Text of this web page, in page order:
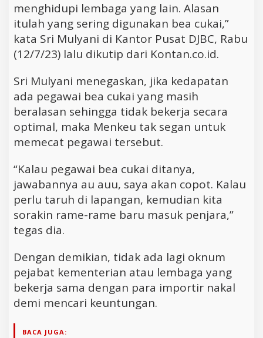
menghidupi lembaga yang lain. Alasan
itulah yang sering digunakan bea cukai,”
kata Sri Mulyani di Kantor Pusat DJBC, Rabu
(12/7/23) lalu dikutip dari Kontan.co.id.
Sri Mulyani menegaskan, jika kedapatan
ada pegawai bea cukai yang masih
beralasan sehingga tidak bekerja secara
optimal, maka Menkeu tak segan untuk
memecat pegawai tersebut.
“Kalau pegawai bea cukai ditanya,
jawabannya au auu, saya akan copot. Kalau
perlu taruh di lapangan, kemudian kita
sorakin rame-rame baru masuk penjara,”
tegas dia.
Dengan demikian, tidak ada lagi oknum
pejabat kementerian atau lembaga yang
bekerja sama dengan para importir nakal
demi mencari keuntungan.
BACA JUGA: